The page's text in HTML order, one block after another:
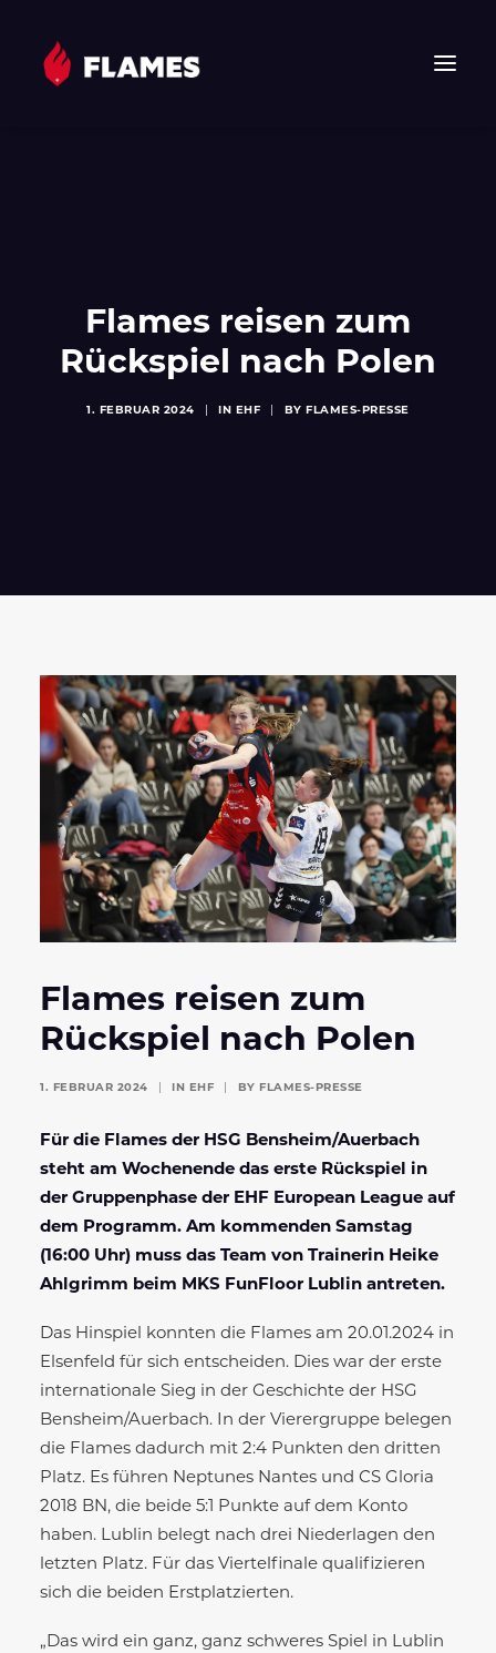
JUGEND
VEREIN
SPONSOREN & PARTNER
FAN-SHOP
Flames reisen zum
Rückspiel nach Polen
1. FEBRUAR 2024 IN EHF BY FLAMES-PRESSE
Flames reisen zum
Rückspiel nach Polen
1. FEBRUAR 2024 IN EHF BY FLAMES-PRESSE
Für die Flames der HSG Bensheim/Auerbach
steht am Wochenende das erste Rückspiel in
der Gruppenphase der EHF European League auf
dem Programm. Am kommenden Samstag
(16:00 Uhr) muss das Team von Trainerin Heike
Ahlgrimm beim MKS FunFloor Lublin antreten.
Das Hinspiel konnten die Flames am 20.01.2024 in
Elsenfeld für sich entscheiden. Dies war der erste
internationale Sieg in der Geschichte der HSG
Bensheim/Auerbach. In der Vierergruppe belegen
die Flames dadurch mit 2:4 Punkten den dritten
Platz. Es führen Neptunes Nantes und CS Gloria
2018 BN, die beide 5:1 Punkte auf dem Konto
haben. Lublin belegt nach drei Niederlagen den
letzten Platz. Für das Viertelfinale qualifizieren
sich die beiden Erstplatzierten.
„Das wird ein ganz, ganz schweres Spiel in Lublin